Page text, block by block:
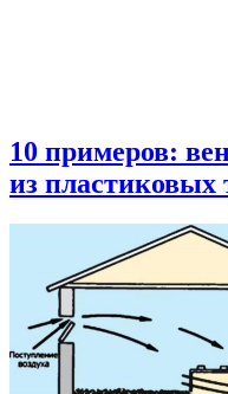
10 примеров:
из пластиковых